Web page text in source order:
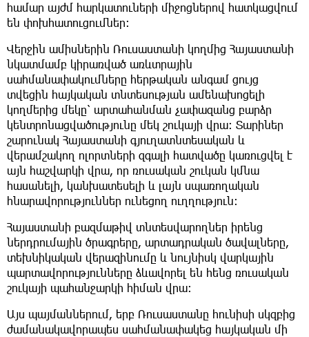
համար այժմ հարկատուների միջոցներով հատկացվում
են փոխհատուցումներ։
Վերջին ամիսներին Ռուսաստանի կողմից Հայաստանի
նկատմամբ կիրառված առևտրային
սահմանափակումները հերթական անգամ ցույց
տվեցին հայկական տնտեսության ամենախոցելի
կողմերից մեկը՝ արտահանման չափազանց բարձր
կենտրոնացվածությունը մեկ շուկայի վրա։ Տարիներ
շարունակ Հայաստանի գյուղատնտեսական և
վերամշակող ոլորտների զգալի հատվածը կառուցվել է
այն հաշվարկի վրա, որ ռուսական շուկան կմնա
հասանելի, կանխատեսելի և լայն սպառողական
հնարավորություններ ունեցող ուղղություն։
Հայաստանի բազմաթիվ տնտեսվարողներ իրենց
ներդրումային ծրագրերը, արտադրական ծավալները,
տեխնիկական վերազինումը և նույնիսկ վարկային
պարտավորությունները ձևավորել են հենց ռուսական
շուկայի պահանջարկի հիման վրա։
Այս պայմաններում, երբ Ռուսաստանը հունիսի սկզբից
ժամանակավորապես սահմանափակեց հայկական մի